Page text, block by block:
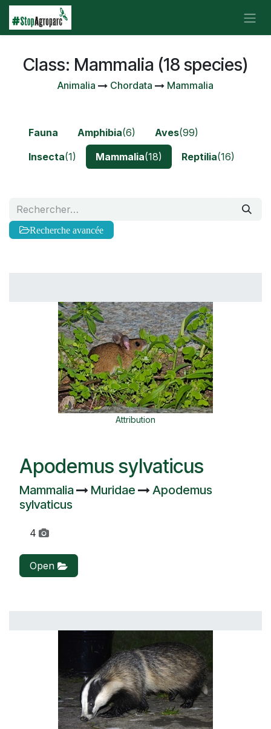
Se rendre au contenu
Class: Mammalia (18 species)
Animalia Chordata Mammalia
Fauna Amphibia(6) Aves(99)
Insecta(1) Mammalia(18) Reptilia(16)
Recherche avancée
Attribution
Apodemus sylvaticus
Mammalia Muridae
Apodemus
sylvaticus
4
Open